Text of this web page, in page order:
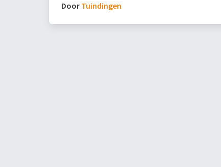
Door Tuindingen